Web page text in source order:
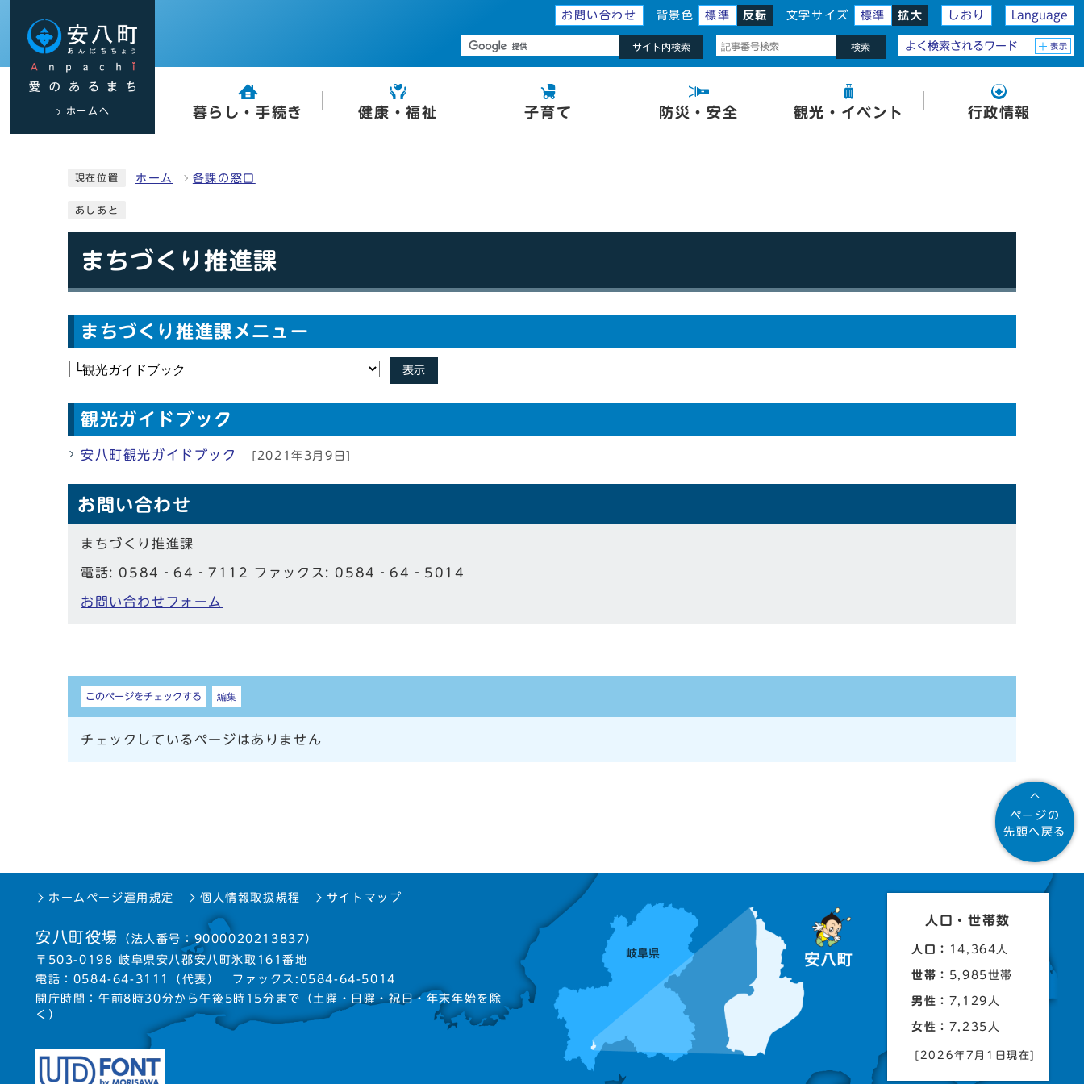
お問い合わせ 背景色 標準 反転 文字サイズ 標準 拡大 しおり Language
ホームへ
サイト内検索 検索 よく検索されるワード 表示
暮らし・手続き 健康・福祉 子育て 防災・安全 観光・イベント 行政情報
現在位置 ホーム 各課の窓口
あしあと
まちづくり推進課
まちづくり推進課メニュー
表示
観光ガイドブック
安八町観光ガイドブック [2021年3月9日]
お問い合わせ
まちづくり推進課
電話: 0584‐64‐7112 ファックス: 0584‐64‐5014
お問い合わせフォーム
しおり
このページをチェックする 編集
チェックしているページはありません
ページの
先頭へ戻る
ホームページ運用規定 個人情報取扱規程 サイトマップ
安八町役場 （法人番号：9000020213837）
〒503-0198 岐阜県安八郡安八町氷取161番地
電話： 0584-64-3111 （代表） ファックス:0584-64-5014
開庁時間：午前8時30分から午後5時15分まで
（土曜・日曜・祝日・年末年始を除
く）
人口・世帯数
人口： 14,364人
世帯： 5,985世帯
男性： 7,129人
女性： 7,235人
[2026年7月1日現在]